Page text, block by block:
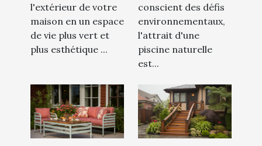
l'extérieur de votre
maison en un espace
de vie plus vert et
plus esthétique ...
conscient des défis
environnementaux,
l'attrait d'une
piscine naturelle
est...